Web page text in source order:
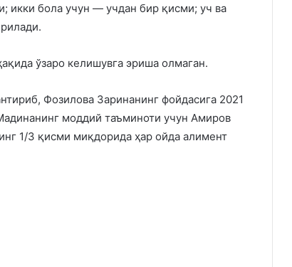
икки бола учун — учдан бир қисми; уч ва
ўзаро келишувга эриша олмаган.
Фозилова Заринанинг фойдасига 2021
моддий таъминоти учун Амиров
1/3 қисми миқдорида ҳар ойда алимент